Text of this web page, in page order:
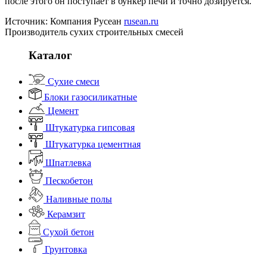
Источник: Компания Русеан rusean.ru
Производитель сухих строительных смесей
Каталог
Сухие смеси
Блоки газосиликатные
Цемент
Штукатурка гипсовая
Штукатурка цементная
Шпатлевка
Пескобетон
Наливные полы
Керамзит
Сухой бетон
Грунтовка